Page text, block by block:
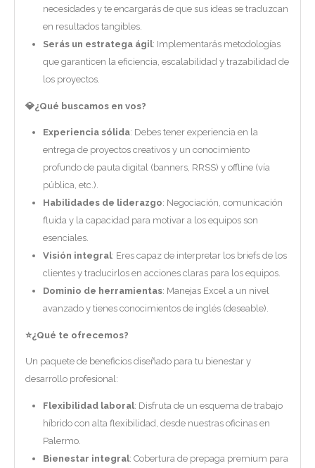
necesidades y te encargarás de que sus ideas se traduzcan
en resultados tangibles.
Serás un estratega ágil: Implementarás metodologías
que garanticen la eficiencia, escalabilidad y trazabilidad de
los proyectos.
💎¿Qué buscamos en vos?
Experiencia sólida: Debes tener experiencia en la
entrega de proyectos creativos y un conocimiento
profundo de pauta digital (banners, RRSS) y offline (vía
pública, etc.).
Habilidades de liderazgo: Negociación, comunicación
fluida y la capacidad para motivar a los equipos son
esenciales.
Visión integral: Eres capaz de interpretar los briefs de los
clientes y traducirlos en acciones claras para los equipos.
Dominio de herramientas: Manejas Excel a un nivel
avanzado y tienes conocimientos de inglés (deseable).
⭐️¿Qué te ofrecemos?
Un paquete de beneficios diseñado para tu bienestar y
desarrollo profesional:
Flexibilidad laboral: Disfruta de un esquema de trabajo
híbrido con alta flexibilidad, desde nuestras oficinas en
Palermo.
Bienestar integral: Cobertura de prepaga premium para